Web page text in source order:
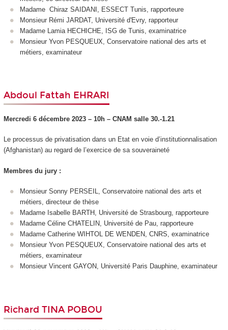
Madame Chiraz SAIDANI, ESSECT Tunis, rapporteure
Monsieur Rémi JARDAT, Université d'Evry, rapporteur
Madame Lamia HECHICHE, ISG de Tunis, examinatrice
Monsieur Yvon PESQUEUX, Conservatoire national des arts et
métiers, examinateur
Abdoul Fattah EHRARI
Mercredi 6 décembre 2023 – 10h – CNAM salle 30.-1.21
Le processus de privatisation dans un Etat en voie d’institutionnalisation
(Afghanistan) au regard de l’exercice de sa souveraineté
Membres du jury :
Monsieur Sonny PERSEIL, Conservatoire national des arts et
métiers, directeur de thèse
Madame Isabelle BARTH, Université de Strasbourg, rapporteure
Madame Céline CHATELIN, Université de Pau, rapporteure
Madame Catherine WIHTOL DE WENDEN, CNRS, examinatrice
Monsieur Yvon PESQUEUX, Conservatoire national des arts et
métiers, examinateur
Monsieur Vincent GAYON, Université Paris Dauphine, examinateur
Richard TINA POBOU